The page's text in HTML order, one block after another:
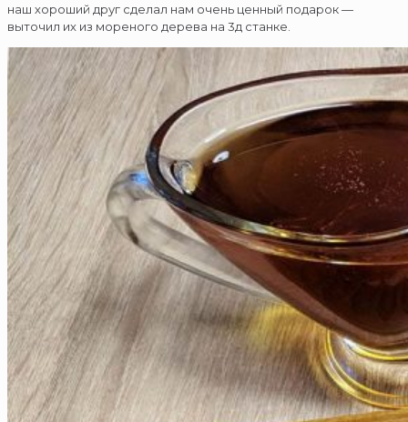
наш хороший друг сделал нам очень ценный подарок —
выточил их из мореного дерева на 3д станке.